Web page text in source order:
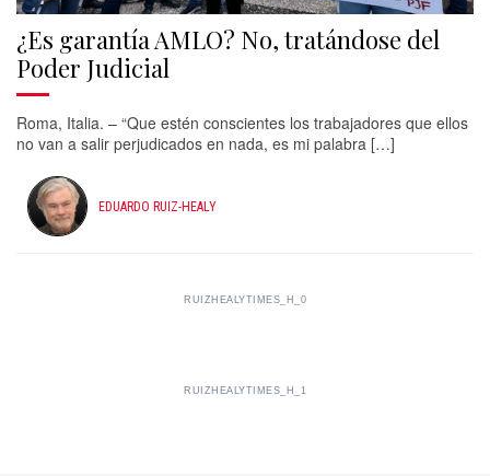
¿Es garantía AMLO? No, tratándose del
Poder Judicial
Roma, Italia. – “Que estén conscientes los trabajadores que ellos
no van a salir perjudicados en nada, es mi palabra […]
EDUARDO RUIZ-HEALY
RUIZHEALYTIMES_H_0
RUIZHEALYTIMES_H_1